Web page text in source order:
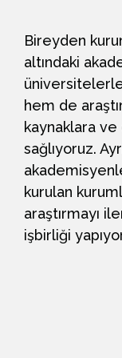
Bireyden
altındaki
hem de
kaynaklara
sağlıyoruz.
kurulan
araştırmayı
işbirliği